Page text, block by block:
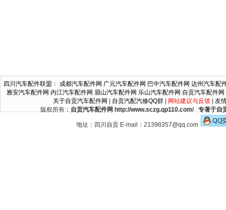
四川汽车配件联盟 ： 成都汽车配件网 广元汽车配件网 巴中汽车配件网 达州汽车配
雅安汽车配件网 内江汽车配件网 眉山汽车配件网 乐山汽车配件网 自贡汽车配件网
关于自贡汽车配件网
自贡汽配汽修QQ群| 网站建议与反馈| 友
版权所有： 自贡汽车配件网 http://www.sczg.qp110.com/ 专著于自
地址：四川自贡 E-mail：21398357@qq.com